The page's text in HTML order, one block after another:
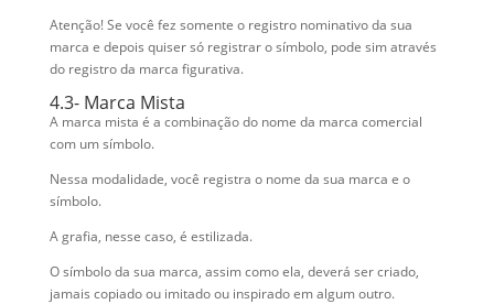
Atenção! Se você fez somente o registro nominativo da sua
marca e depois quiser só registrar o símbolo, pode sim através
do registro da marca figurativa.
4.3- Marca Mista
A marca mista é a combinação do nome da marca comercial
com um símbolo.
Nessa modalidade, você registra o nome da sua marca e o
símbolo.
A grafia, nesse caso, é estilizada.
O símbolo da sua marca, assim como ela, deverá ser criado,
jamais copiado ou imitado ou inspirado em algum outro.